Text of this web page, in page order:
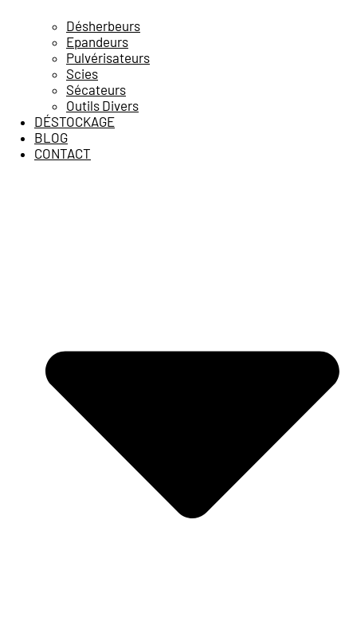
Désherbeurs
Epandeurs
Pulvérisateurs
Scies
Sécateurs
Outils Divers
DÉSTOCKAGE
BLOG
CONTACT